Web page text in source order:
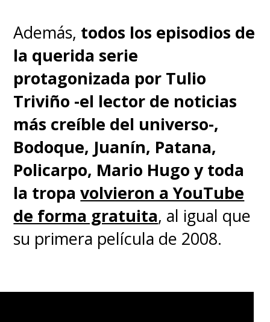
Además, todos los episodios de
la querida serie
protagonizada por Tulio
Triviño -el lector de noticias
más creíble del universo-,
Bodoque, Juanín, Patana,
Policarpo, Mario Hugo y toda
la tropa volvieron a YouTube
de forma gratuita, al igual que
su primera película de 2008.